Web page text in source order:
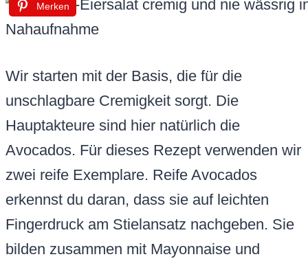
Merken
Wir starten mit der Basis, die für die
unschlagbare Cremigkeit sorgt. Die
Hauptakteure sind hier natürlich die
Avocados. Für dieses Rezept verwenden wir
zwei reife Exemplare. Reife Avocados
erkennst du daran, dass sie auf leichten
Fingerdruck am Stielansatz nachgeben. Sie
bilden zusammen mit Mayonnaise und